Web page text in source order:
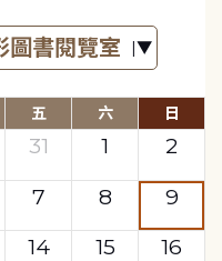
五 六 日
31 1
2
7 8
9
14 15
16